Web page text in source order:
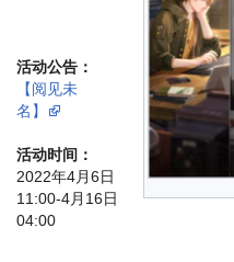
活动公告：
【阅见未
名】
活动时间：
2022年4月6日
11:00-4月16日
04:00